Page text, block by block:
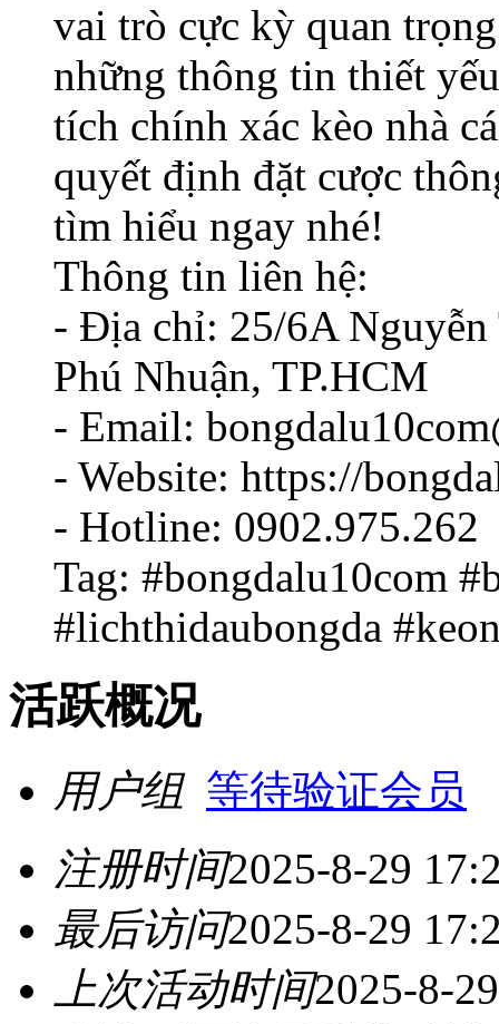
vai trò cực kỳ quan
những thông tin thiết
tích chính xác kèo nhà
quyết định đặt cược
tìm hiểu ngay nhé!
Thông tin liên hệ:
- Địa chỉ: 25/6A Nguyễn
Phú Nhuận, TP.HCM
- Email:
- Website: https://
- Hotline: 0902.975.262
Tag: #bongdalu10com
#lichthidaubongda
活跃概况
用户组 等待验证会员
注册时间2025-8-29
最后访问2025-8-29
上次活动时间2025-8-